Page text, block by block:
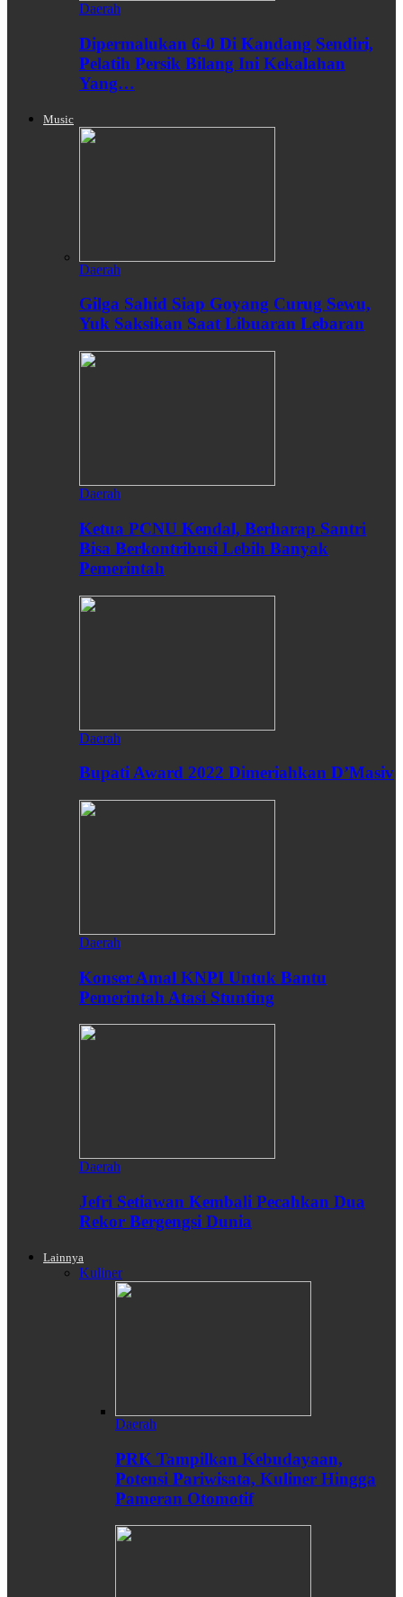
Daerah
Dipermalukan 6-0 Di Kandang Sendiri,
Pelatih Persik Bilang Ini Kekalahan
Yang…
Music
Daerah
Gilga Sahid Siap Goyang Curug Sewu,
Yuk Saksikan Saat Libuaran Lebaran
Daerah
Ketua PCNU Kendal, Berharap Santri
Bisa Berkontribusi Lebih Banyak
Pemerintah
Daerah
Bupati Award 2022 Dimeriahkan D’Masiv
Daerah
Konser Amal KNPI Untuk Bantu
Pemerintah Atasi Stunting
Daerah
Jefri Setiawan Kembali Pecahkan Dua
Rekor Bergengsi Dunia
Lainnya
Kuliner
Daerah
PRK Tampilkan Kebudayaan,
Potensi Pariwisata, Kuliner Hingga
Pameran Otomotif